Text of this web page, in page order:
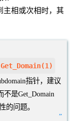
主相或次相时，其
Get_Domain(1)
指针，建议
是Get_Domain
的问题。
”